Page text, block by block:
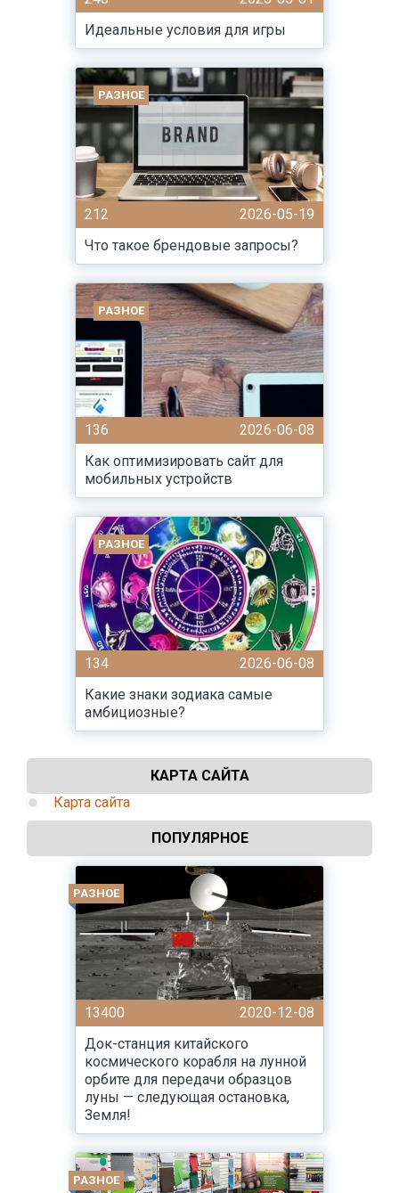
Идеальные условия для игры
РАЗНОЕ
212
2026-05-19
Что такое брендовые запросы?
РАЗНОЕ
136
2026-06-08
Как оптимизировать сайт для
мобильных устройств
РАЗНОЕ
134
2026-06-08
Какие знаки зодиака самые
амбициозные?
КАРТА САЙТА
Карта сайта
ПОПУЛЯРНОЕ
РАЗНОЕ
13400
2020-12-08
Док-станция китайского
космического корабля на лунной
орбите для передачи образцов
луны — следующая остановка,
Земля!
РАЗНОЕ